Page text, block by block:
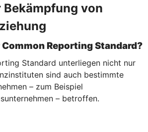
Bekämpfung von
Reporting Standard?
Standard unterliegen nicht nur
sind auch bestimmte
– zum Beispiel
– betroffen.